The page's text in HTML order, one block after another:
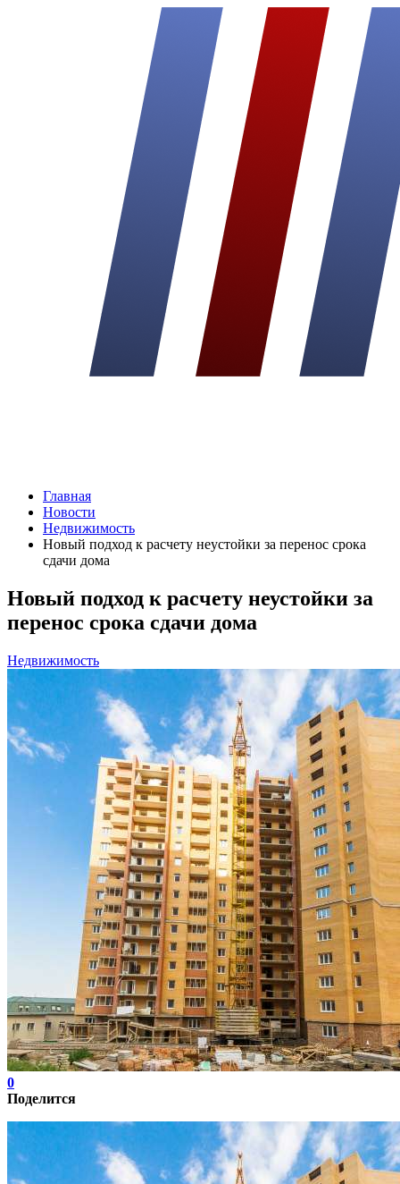
Главная
Новости
Недвижимость
Новый подход к расчету неустойки за перенос срока
сдачи дома
Новый подход к расчету неустойки за
перенос срока сдачи дома
Недвижимость
0
Поделится